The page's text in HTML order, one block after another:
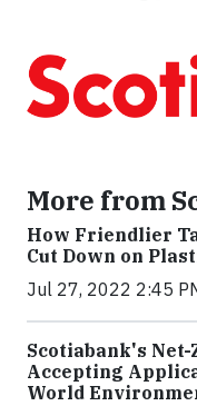
More from
How Friendlier
Cut Down on
Jul 27, 2022 2:45
Scotiabank's Net-
Accepting
World